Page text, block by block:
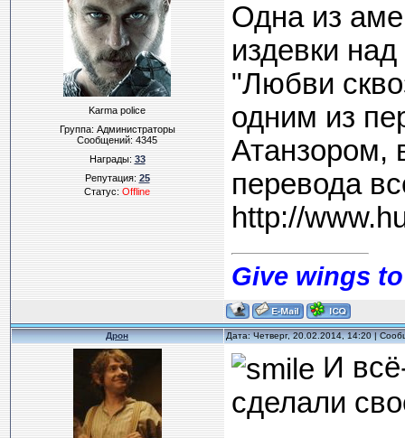
Karma police
Группа: Администраторы
Сообщений:4345
Награды:33
Репутация:25
Статус:Offline
Одна из
издевки
"Любви
одним из
Атанзором,
перевода
http://
Give wings
Дрон Дата: Четверг, 20.02.2014, 14:20 |
И
сделали